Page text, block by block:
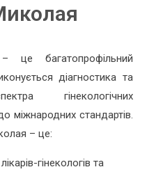
це багатопрофільний
діагностика та
гінекологічних
міжнародних стандартів.
– це:
гінекологів та